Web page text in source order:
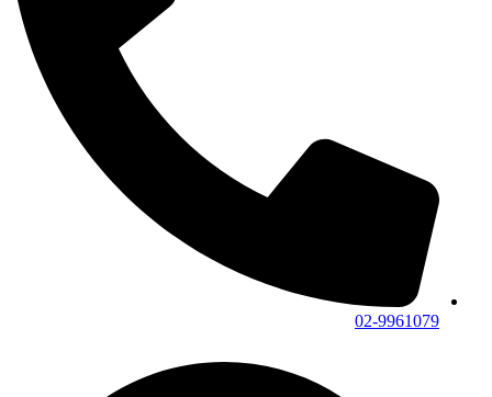
02-9961079